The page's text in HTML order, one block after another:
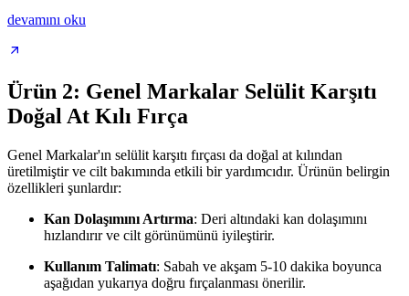
devamını oku
Ürün 2: Genel Markalar Selülit Karşıtı
Doğal At Kılı Fırça
Genel Markalar'ın selülit karşıtı fırçası da doğal at kılından
üretilmiştir ve cilt bakımında etkili bir yardımcıdır. Ürünün belirgin
özellikleri şunlardır:
Kan Dolaşımını Artırma: Deri altındaki kan dolaşımını
hızlandırır ve cilt görünümünü iyileştirir.
Kullanım Talimatı: Sabah ve akşam 5-10 dakika boyunca
aşağıdan yukarıya doğru fırçalanması önerilir.